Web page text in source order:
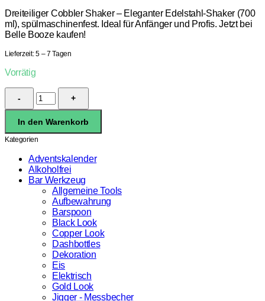
Dreiteiliger Cobbler Shaker – Eleganter Edelstahl-Shaker (700
ml), spülmaschinenfest. Ideal für Anfänger und Profis. Jetzt bei
Belle Booze kaufen!
Lieferzeit:5 – 7 Tagen
Vorrätig
Cobbler
Shaker
3
Teiler
(700ml)
Menge
In den Warenkorb
Kategorien
Adventskalender
Alkoholfrei
Bar Werkzeug
Allgemeine Tools
Aufbewahrung
Barspoon
Black Look
Copper Look
Dashbottles
Dekoration
Eis
Elektrisch
Gold Look
Jigger - Messbecher